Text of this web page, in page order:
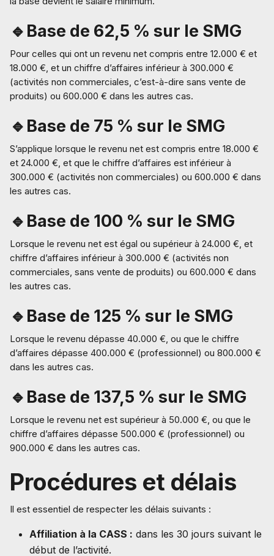
🔹Base de 62,5 % sur le SMG
Pour celles qui ont un revenu net compris entre 12.000 € et
18.000 €, et un chiffre d’affaires inférieur à 300.000 €
(activités non commerciales, c’est-à-dire sans vente de
produits) ou 600.000 € dans les autres cas.
🔹Base de 75 % sur le SMG
S’applique lorsque le revenu net est compris entre 18.000 €
et 24.000 €, et que le chiffre d’affaires est inférieur à
300.000 € (activités non commerciales) ou 600.000 € dans
les autres cas.
🔹Base de 100 % sur le SMG
Lorsque le revenu net est égal ou supérieur à 24.000 €, et
chiffre d’affaires inférieur à 300.000 € (activités non
commerciales, sans vente de produits) ou 600.000 € dans
les autres cas.
🔹Base de 125 % sur le SMG
Lorsque le revenu dépasse 40.000 €, ou que le chiffre
d’affaires dépasse 400.000 € (professionnel) ou 800.000 €
dans les autres cas.
🔹Base de 137,5 % sur le SMG
Lorsque le revenu net est supérieur à 50.000 €, ou que le
chiffre d’affaires dépasse 500.000 € (professionnel) ou
900.000 € dans les autres cas.
Procédures et délais
Il est essentiel de respecter les délais suivants :
Affiliation à la CASS : dans les 30 jours suivant le
début de l’activité.